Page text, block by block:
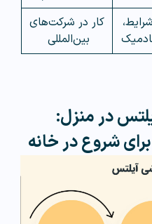
کار در شرکت‌های
بین‌المللی
در منزل:
شروع در خانه